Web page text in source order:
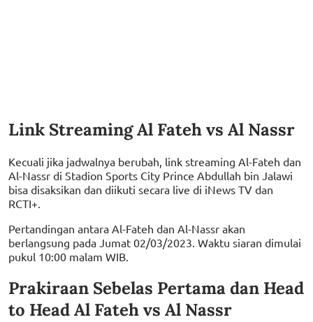
Link Streaming Al Fateh vs Al Nassr
Kecuali jika jadwalnya berubah, link streaming Al-Fateh dan
Al-Nassr di Stadion Sports City Prince Abdullah bin Jalawi
bisa disaksikan dan diikuti secara live di iNews TV dan
RCTI+.
Pertandingan antara Al-Fateh dan Al-Nassr akan
berlangsung pada Jumat 02/03/2023. Waktu siaran dimulai
pukul 10:00 malam WIB.
Prakiraan Sebelas Pertama dan Head
to Head Al Fateh vs Al Nassr